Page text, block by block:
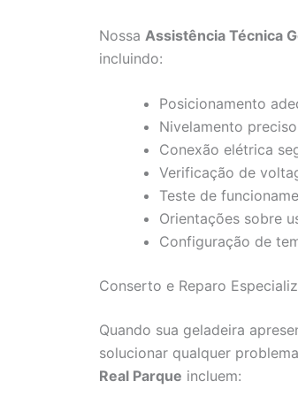
Nossa Assistência Técnica
incluindo:
Posicionamento
Nivelamento preciso
Conexão elétrica
Verificação de
Teste de
Orientações sobre
Configuração de
Conserto e Reparo
Quando sua geladeira
solucionar qualquer
Real Parque incluem: